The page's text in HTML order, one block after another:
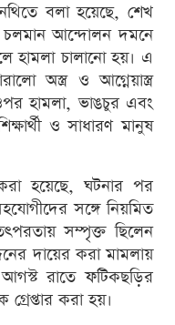
বলা হয়েছে, শেখ
চলমান আন্দোলন দমনে
হামলা চালানো হয়। এ
অস্ত্র ও আগ্নেয়াস্ত্র
হামলা, ভাঙচুর এবং
ও সাধারণ মানুষ
হয়েছে, ঘটনার পর
সঙ্গে নিয়মিত
সম্পৃক্ত ছিলেন
দায়ের করা মামলায়
রাতে ফটিকছড়ির
করা হয়।